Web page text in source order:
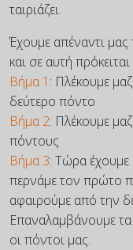
ταιριάζει.
Έχουμε απέναντι μας
και σε αυτή
Βήμα 1 : Πλέκουμε
δεύτερο πόντο
Βήμα 2: Πλέκουμε
πόντους
Βήμα 3: Τώρα έχουμε
περνάμε τον πρώτο
αφαιρούμε από την
Επαναλαμβάνουμε
οι πόντοι μας.